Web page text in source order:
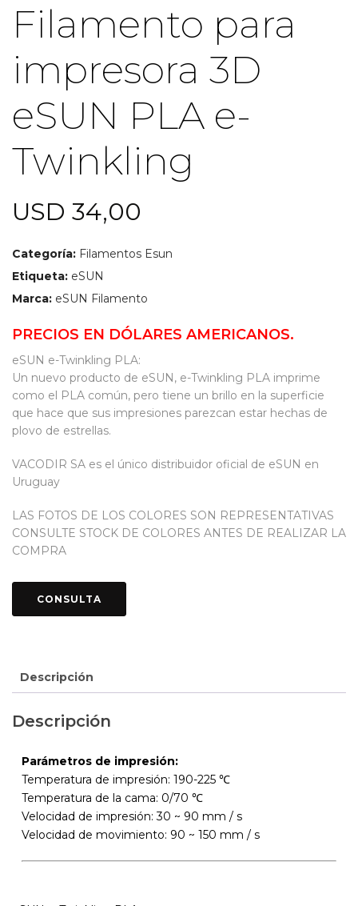
Filamento para
impresora 3D
eSUN PLA e-
Twinkling
USD 34,00
Categoría: Filamentos Esun
Etiqueta: eSUN
Marca: eSUN Filamento
PRECIOS EN DÓLARES AMERICANOS.
eSUN e-Twinkling PLA:
Un nuevo producto de eSUN, e-Twinkling PLA imprime
como el PLA común, pero tiene un brillo en la superficie
que hace que sus impresiones parezcan estar hechas de
plovo de estrellas.
VACODIR SA es el único distribuidor oficial de eSUN en
Uruguay
LAS FOTOS DE LOS COLORES SON REPRESENTATIVAS
CONSULTE STOCK DE COLORES ANTES DE REALIZAR LA
COMPRA
Descripción
Descripción
Parámetros de impresión:
Temperatura de impresión: 190-225 ℃
Temperatura de la cama: 0/70 ℃
Velocidad de impresión: 30 ~ 90 mm / s
Velocidad de movimiento: 90 ~ 150 mm / s